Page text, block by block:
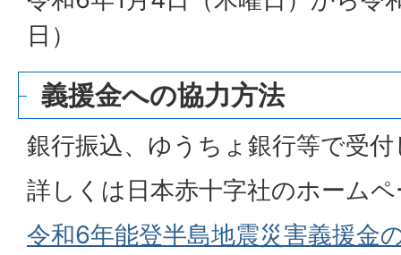
日）
義援金への協力方法
銀行振込、ゆうちょ銀行等で受
詳しくは日本赤十字社のホーム
令和6年能登半島地震災害義援金